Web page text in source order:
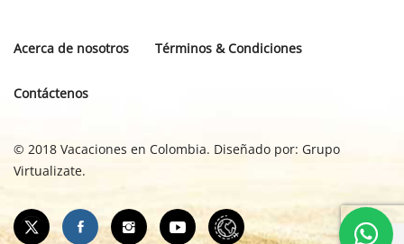
Acerca de nosotros Términos & Condiciones
Contáctenos
© 2018 Vacaciones en Colombia. Diseñado por: Grupo
Virtualizate.